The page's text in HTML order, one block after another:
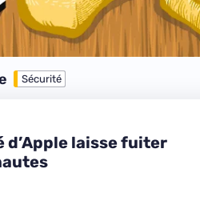
Sécurité
d’Apple laisse fuiter